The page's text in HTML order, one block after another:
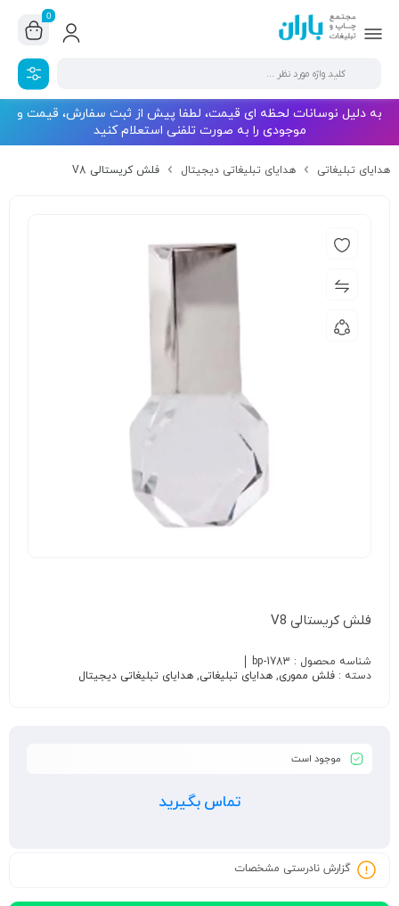
0
به دلیل نوسانات لحظه ای قیمت، لطفا پیش از ثبت سفارش، قیمت و
موجودی را به صورت تلفنی استعلام کنید
هدایای تبلیغاتی هدایای تبلیغاتی دیجیتال فلش کریستالی V8
فلش کریستالی V8
شناسه محصول : bp-1783
دسته : فلش مموری, هدایای تبلیغاتی, هدایای تبلیغاتی دیجیتال
موجود است
تماس بگیرید
گزارش نادرستی مشخصات